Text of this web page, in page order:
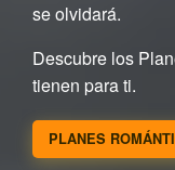
se olvidará.
Descubre los
tienen para ti.
PLANES